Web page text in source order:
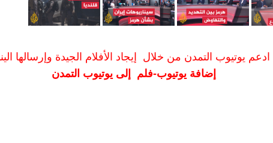
ادعم يوتيوب التمدن من خلال إيجاد الأفلام الجيدة وإرسالها
إضافة يوتيوب-فلم إلى يوتيوب التمدن